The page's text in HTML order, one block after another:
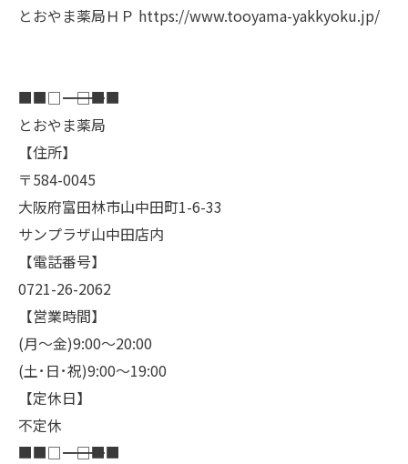
とおやま薬局ＨＰ https://www.tooyama-yakkyoku.jp/
■■□―――――――――――――――――――□■■
とおやま薬局
【住所】
〒584-0045
大阪府富田林市山中田町1-6-33
サンプラザ山中田店内
【電話番号】
0721-26-2062
【営業時間】
(月～金)9:00～20:00
(土･日･祝)9:00～19:00
【定休日】
不定休
■■□―――――――――――――――――――□■■